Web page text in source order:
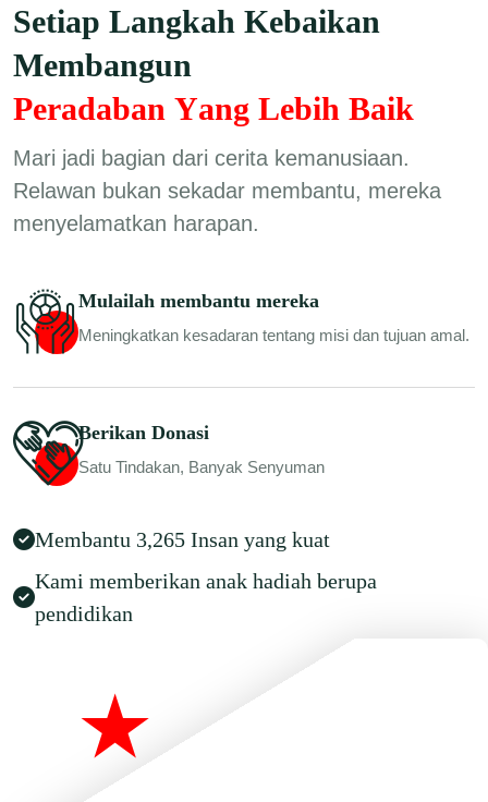
Setiap Langkah Kebaikan
Membangun
Peradaban Yang Lebih Baik
Mari jadi bagian dari cerita kemanusiaan.
Relawan bukan sekadar membantu, mereka
menyelamatkan harapan.
Mulailah membantu mereka
Meningkatkan kesadaran tentang misi dan tujuan amal.
Berikan Donasi
Satu Tindakan, Banyak Senyuman
Membantu 3,265 Insan yang kuat
Kami memberikan anak hadiah berupa
pendidikan